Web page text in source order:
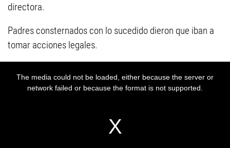
directora.
Padres consternados con lo sucedido dieron que iban a
tomar acciones legales.